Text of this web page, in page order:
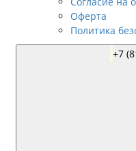
Оферта
Политика